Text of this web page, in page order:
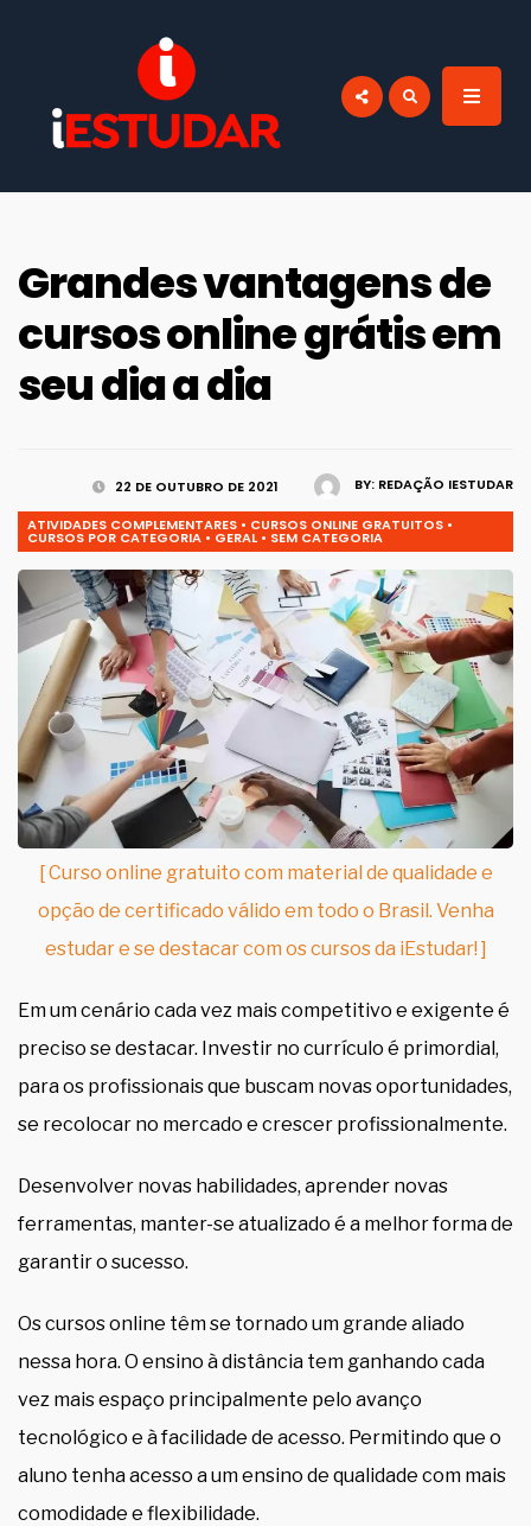
Grandes vantagens de
cursos online grátis em
seu dia a dia
BY: REDAÇÃO IESTUDAR
22 DE OUTUBRO DE 2021
ATIVIDADES COMPLEMENTARES • CURSOS ONLINE GRATUITOS •
CURSOS POR CATEGORIA • GERAL• SEM CATEGORIA
[ Curso online gratuito com material de qualidade e
opção de certificado válido em todo o Brasil. Venha
estudar e se destacar com os cursos da iEstudar! ]
Em um cenário cada vez mais competitivo e exigente é
preciso se destacar. Investir no currículo é primordial,
para os profissionais que buscam novas oportunidades,
se recolocar no mercado e crescer profissionalmente.
Desenvolver novas habilidades, aprender novas
ferramentas, manter-se atualizado é a melhor forma de
garantir o sucesso.
Os cursos online têm se tornado um grande aliado
nessa hora. O ensino à distância tem ganhando cada
vez mais espaço principalmente pelo avanço
tecnológico e à facilidade de acesso. Permitindo que o
aluno tenha acesso a um ensino de qualidade com mais
comodidade e flexibilidade.